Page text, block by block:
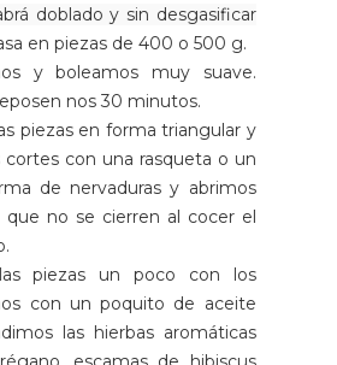
doblado y sin desgasificar
en piezas de 400 o 500 g.
y boleamos muy suave.
nos 30 minutos.
piezas en forma triangular y
con una rasqueta o un
de nervaduras y abrimos
que no se cierren al cocer el
las piezas un poco con los
con un poquito de aceite
las hierbas aromáticas